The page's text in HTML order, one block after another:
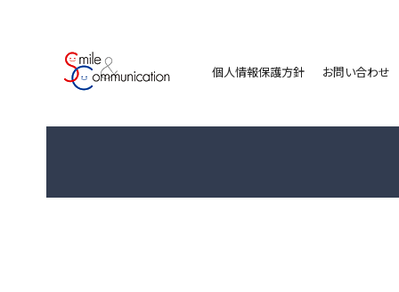
個人情報保護方針 お問い合わせ